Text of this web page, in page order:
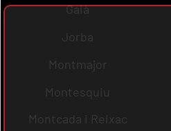
Gaià
Jorba
Montmajor
Montesquiu
Montcada i Reixac